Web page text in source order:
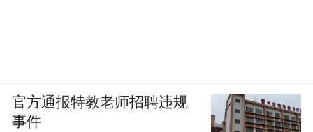
官方通报特教老师招聘违规
事件